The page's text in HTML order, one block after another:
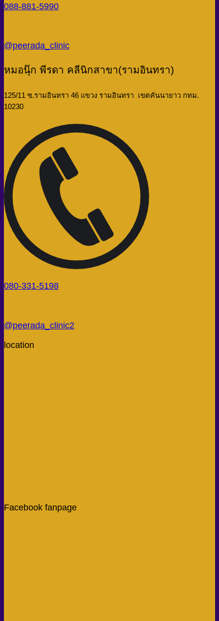
088-881-5990
@peerada_clinic
หมอนุ๊ก พีรดา คลีนิกสาขา(รามอินทรา)
125/11 ซ.รามอินทรา 46 แขวง รามอินทรา เขตคันนายาว กทม.
10230
080-331-5198
@peerada_clinic2
location
Facebook fanpage